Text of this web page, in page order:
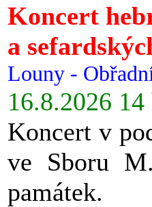
Koncert
a
Louny -
16.8.2026 14
Koncert v
ve Sboru
památek.